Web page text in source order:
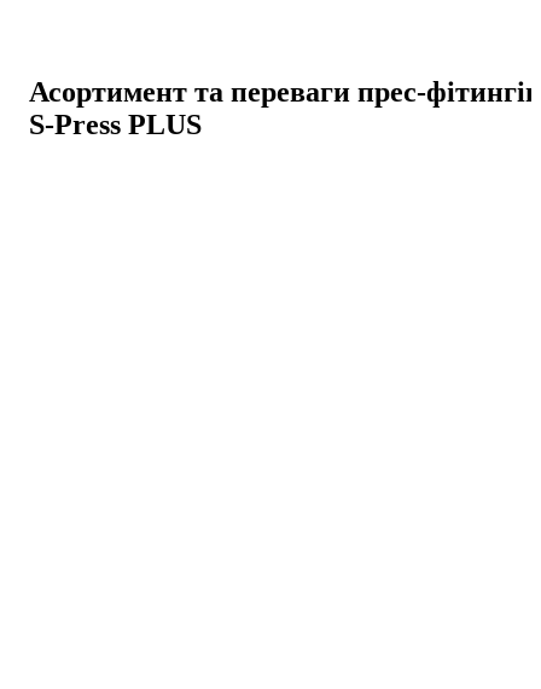
Асортимент та переваги прес-фітингів
S-Press PLUS